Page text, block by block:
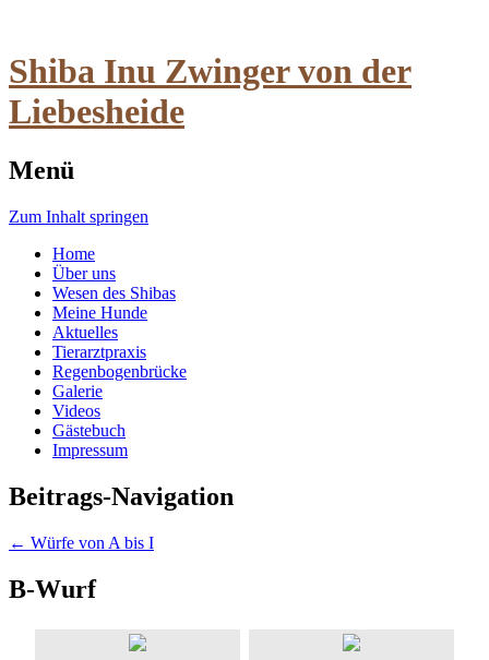
Shiba Inu Zwinger von der
Liebesheide
Menü
Zum Inhalt springen
Home
Über uns
Wesen des Shibas
Meine Hunde
Aktuelles
Tierarztpraxis
Regenbogenbrücke
Galerie
Videos
Gästebuch
Impressum
Beitrags-Navigation
← Würfe von A bis I
B-Wurf